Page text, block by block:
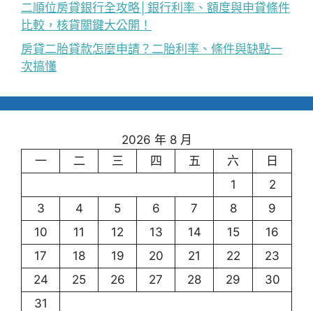
二順位房貸銀行全攻略│銀行利率、額度與申貸條件
比較，核貸關鍵大公開！
房貸二胎貸款怎麼申請？二胎利率、條件與缺點一
次搞懂
2026 年 8 月
一
二 三 四 五 六
日
1
2
3
4 5 6 7 8
9
10
11 12 13 14 15
16
17
18 19 20 21 22
23
24
25 26 27 28 29
30
31